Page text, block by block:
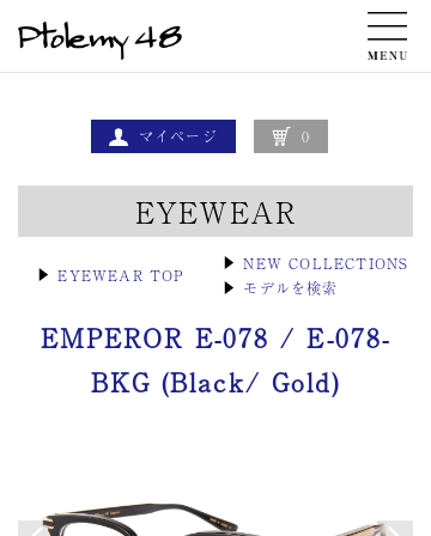
マイページ 0
EYEWEAR
▶ EYEWEAR TOP
▶ NEW COLLECTIONS
▶ モデルを検索
EMPEROR E-078 / E-078-
BKG (Black/ Gold)